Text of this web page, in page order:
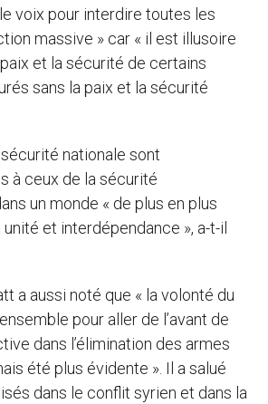
voix pour interdire toutes les
massive » car « il est illusoire
et la sécurité de certains
sans la paix et la sécurité
nationale sont
à ceux de la sécurité
un monde « de plus en plus
et interdépendance », a-t-il
a aussi noté que « la volonté du
pour aller de l’avant de
dans l’élimination des armes
été plus évidente ». Il a salué
dans le conflit syrien et dans la